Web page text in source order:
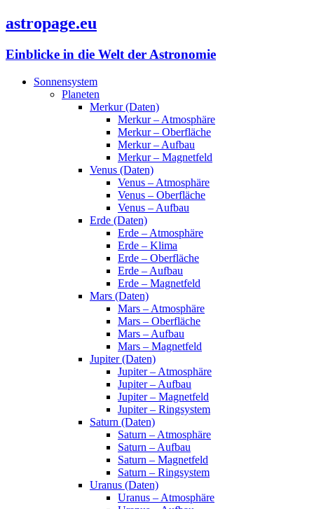
astropage.eu
Einblicke in die Welt der Astronomie
Sonnensystem
Planeten
Merkur (Daten)
Merkur – Atmosphäre
Merkur – Oberfläche
Merkur – Aufbau
Merkur – Magnetfeld
Venus (Daten)
Venus – Atmosphäre
Venus – Oberfläche
Venus – Aufbau
Erde (Daten)
Erde – Atmosphäre
Erde – Klima
Erde – Oberfläche
Erde – Aufbau
Erde – Magnetfeld
Mars (Daten)
Mars – Atmosphäre
Mars – Oberfläche
Mars – Aufbau
Mars – Magnetfeld
Jupiter (Daten)
Jupiter – Atmosphäre
Jupiter – Aufbau
Jupiter – Magnetfeld
Jupiter – Ringsystem
Saturn (Daten)
Saturn – Atmosphäre
Saturn – Aufbau
Saturn – Magnetfeld
Saturn – Ringsystem
Uranus (Daten)
Uranus – Atmosphäre